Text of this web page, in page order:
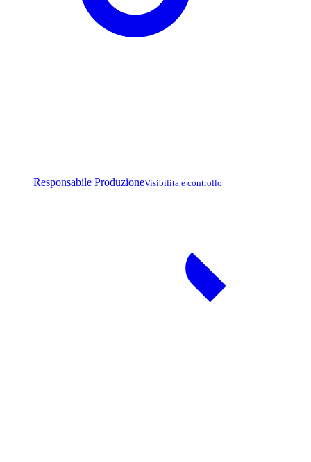
Responsabile ProduzioneVisibilita e controllo